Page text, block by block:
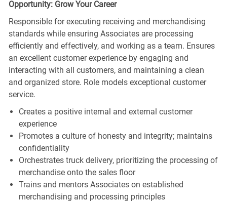
Opportunity: Grow Your Career
Responsible for executing receiving and merchandising
standards while ensuring Associates are processing
efficiently and effectively, and working as a team. Ensures
an excellent customer experience by engaging and
interacting with all customers, and maintaining a clean
and organized store. Role models exceptional customer
service.
Creates a positive internal and external customer
experience
Promotes a culture of honesty and integrity; maintains
confidentiality
Orchestrates truck delivery, prioritizing the processing of
merchandise onto the sales floor
Trains and mentors Associates on established
merchandising and processing principles